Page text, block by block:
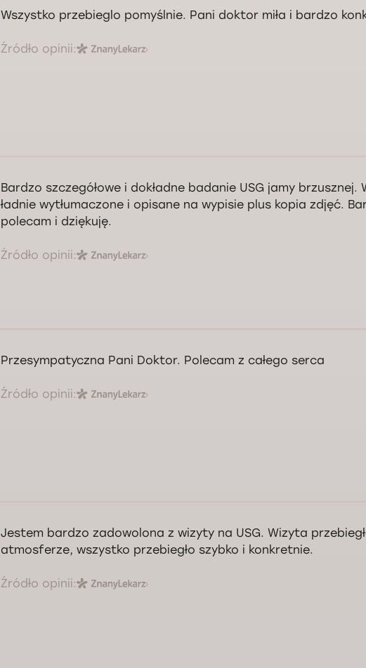
Wszystko przebieglo pomyślnie. Pani doktor miła i bardzo
Źródło opinii:
Bardzo szczegółowe i dokładne badanie USG jamy brzusznej.
ładnie wytłumaczone i opisane na wypisie plus kopia zdjęć.
polecam i dziękuję.
Źródło opinii:
Przesympatyczna Pani Doktor. Polecam z całego serca
Źródło opinii:
Jestem bardzo zadowolona z wizyty na USG. Wizyta
atmosferze, wszystko przebiegło szybko i konkretnie.
Źródło opinii: